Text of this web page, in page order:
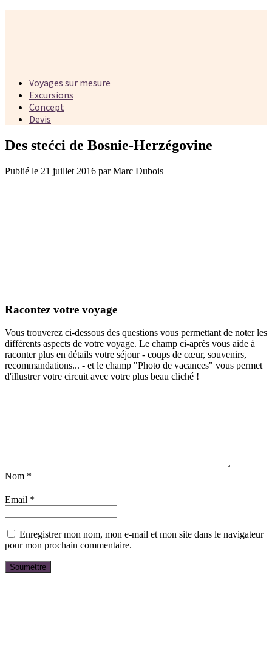
Voyages sur mesure
Excursions
Concept
Devis
Des stećci de Bosnie-Herzégovine
Publié le 21 juillet 2016 par Marc Dubois
Racontez votre voyage
Vous trouverez ci-dessous des questions vous permettant de noter les
différents aspects de votre voyage. Le champ ci-après vous aide à
raconter plus en détails votre séjour - coups de cœur, souvenirs,
recommandations... - et le champ "Photo de vacances" vous permet
d'illustrer votre circuit avec votre plus beau cliché !
Nom *
Email *
Enregistrer mon nom, mon e-mail et mon site dans le navigateur
pour mon prochain commentaire.